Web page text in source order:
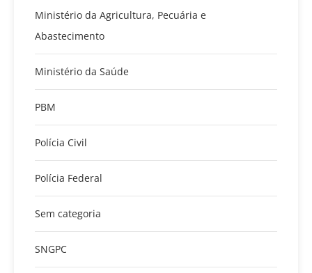
Ministério da Agricultura, Pecuária e
Abastecimento
Ministério da Saúde
PBM
Polícia Civil
Polícia Federal
Sem categoria
SNGPC